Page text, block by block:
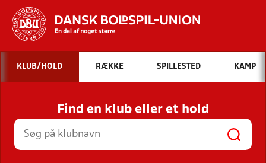
Hvad vil du søge efter?
INDHOLD OG NYHEDER
STILLINGER, RESULTATER, KLUBBER OG
HOLD
KLUB/HOLD RÆKKE SPILLESTED KAMP
Find en klub eller et hold